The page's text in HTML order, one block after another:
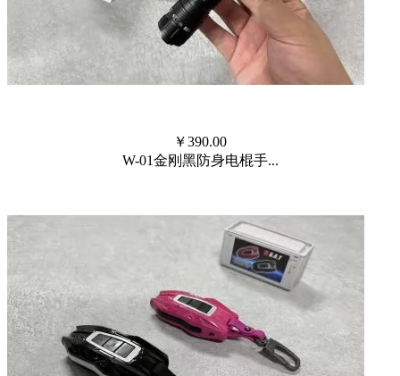
￥390.00
W-01金刚黑防身电棍手...